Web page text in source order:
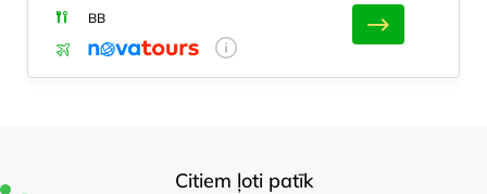
BB
Citiem ļoti patīk